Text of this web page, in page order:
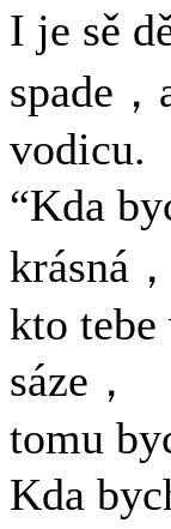
I je sě
spade
vodicu.
“Kda
krásná，
kto
sáze，
tomu
Kda